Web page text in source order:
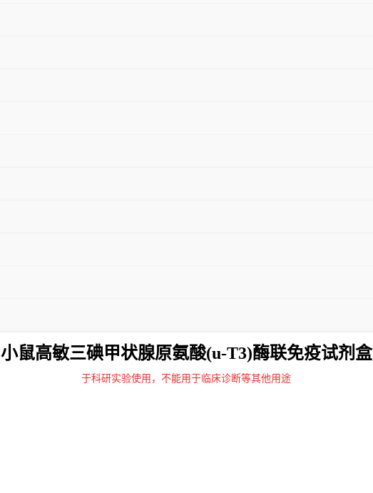
小鼠高敏三碘甲状腺原氨酸(u-T3)酶联免疫试剂盒
于科研实验使用，不能用于临床诊断等其他用途